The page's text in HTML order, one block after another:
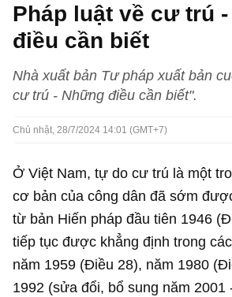
Pháp luật về cư trú
điều cần biết
Nhà xuất bản Tư pháp xuất bản
cư trú - Những điều cần biết".
Chủ nhật, 28/7/2024 14:01 (GMT+7)
Ở Việt Nam, tự do cư trú là một
cơ bản của công dân đã sớm
từ bản Hiến pháp đầu tiên 1946
tiếp tục được khẳng định trong
năm 1959 (Điều 28), năm 1980
1992 (sửa đổi, bổ sung năm 2001